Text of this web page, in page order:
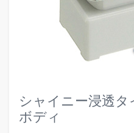
シャイニー浸透タ
ボディ